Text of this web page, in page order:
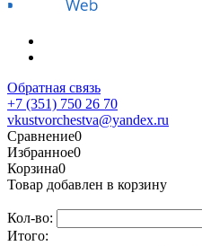
Обратная связь
+7 (351) 750 26 70
vkustvorchestva@yandex.ru
Сравнение0
Избранное0
Корзина0
Товар добавлен в корзину
Кол-во:
Итого: